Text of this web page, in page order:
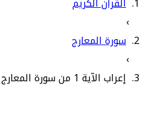
›
سورة المعارج
›
إعراب الآية 1 من سورة المعارج